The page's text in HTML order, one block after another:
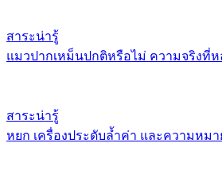
สาระน่ารู้
แมวปากเหม็นปกติหรือไม่ ความจริงที่
สาระน่ารู้
หยก เครื่องประดับล้ำค่า และความหม